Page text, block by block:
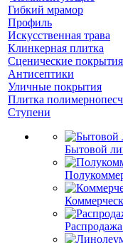
Гибкий мрамор
Профиль
Искусственная трава
Клинкерная плитка
Сценические покрытия
Антисептики
Уличные покрытия
Плитка
Ступени
Бытовой